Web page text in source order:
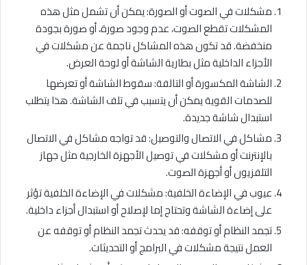
مشكلات في الصوت أو الصورة: يمكن أن تشمل مثل هذه
المشكلات تقطع الصوت، عدم وجود صورة، أو صورة بجودة
منخفضة. قد تكون هذه المشاكل ناجمة عن مشكلات في
الأجزاء الداخلية مثل بطارية الشاشة أو لوحة العرض.
الشاشة المكسورة أو التالفة: سقوط الشاشة أو تعرضها
للصدمات القوية يمكن أن يتسبب في تلف الشاشة. هذا يتطلب
استبدال شاشة جديدة.
مشاكل في الاتصال والتوصيل: قد تواجه مشاكل في الاتصال
بالإنترنت أو مشكلات في توصيل الأجهزة الخارجية مثل جهاز
التلفزيون أو أجهزة الصوت.
عيوب في الإضاءة الخلفية:مشكلات في الإضاءة الخلفية تؤثر
على إضاءة الشاشة وتحتاج إما لإصلاح أو استبدال أجزاء داخلية.
تجمد النظام أو توقفه: قد يحدث تجمد النظام أو توقفه عن
العمل نتيجة مشكلات في البرامج أو التحديثات.